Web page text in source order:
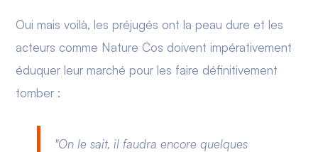
Oui mais voilà, les préjugés ont la peau dure et les
acteurs comme Nature Cos doivent impérativement
éduquer leur marché pour les faire définitivement
tomber :
"On le sait, il faudra encore quelques